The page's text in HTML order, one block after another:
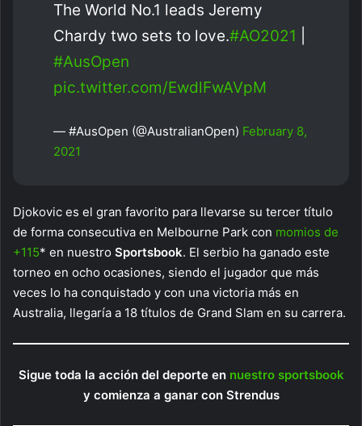
The World No.1 leads Jeremy
Chardy two sets to love.#AO2021
#AusOpen
pic.twitter.com/EwdlFwAVpM
— #AusOpen (@AustralianOpen) February 8,
2021
Djokovic es el gran favorito para llevarse su tercer título
de forma consecutiva en Melbourne Park con momios de
+115* en nuestro Sportsbook. El serbio ha ganado este
torneo en ocho ocasiones, siendo el jugador que más
veces lo ha conquistado y con una victoria más en
Australia, llegaría a 18 títulos de Grand Slam en su carrera.
Sigue toda la acción del deporte en nuestro sportsbook
y comienza a ganar con Strendus